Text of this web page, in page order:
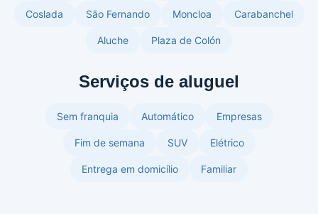
Coslada São Fernando Moncloa Carabanchel
Aluche Plaza de Colón
Serviços de aluguel
Sem franquia Automático Empresas
Fim de semana SUV Elétrico
Entrega em domicílio Familiar